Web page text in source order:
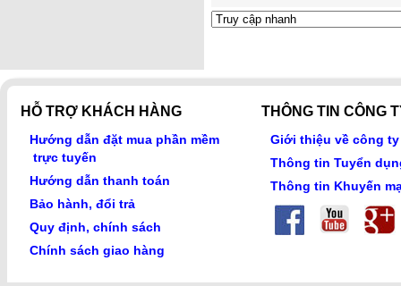
HỖ TRỢ KHÁCH HÀNG
Hướng dẫn đặt mua phần mềm
trực tuyến
Hướng dẫn thanh toán
Bảo hành, đổi trả
Quy định, chính sách
Chính sách giao hàng
THÔNG TIN CÔNG
Giới thiệu về công ty
Thông tin Tuyển
Thông tin Khuyến